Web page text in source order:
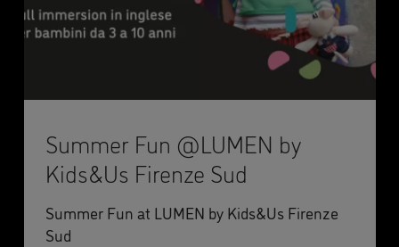
Summer Fun @LUMEN by
Kids&Us Firenze Sud
Summer Fun at LUMEN by Kids&Us Firenze
Sud